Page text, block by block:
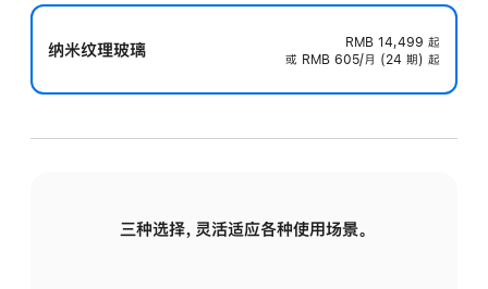
纳米纹理玻璃 RMB 14,499 起
或 RMB 605/月 (24 期) 起
三种选择，灵活适应各种使用场景。